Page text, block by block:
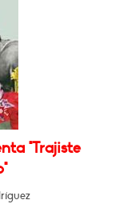
"Trajiste